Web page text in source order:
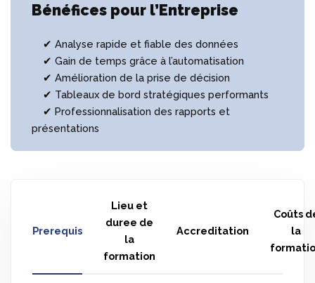
Bénéfices pour l’Entreprise
✔ Analyse rapide et fiable des données
✔ Gain de temps grâce à l’automatisation
✔ Amélioration de la prise de décision
✔ Tableaux de bord stratégiques performants
✔ Professionnalisation des rapports et
présentations
Prerequis
Lieu et
duree de
la
formation
Accreditation
Coûts
la